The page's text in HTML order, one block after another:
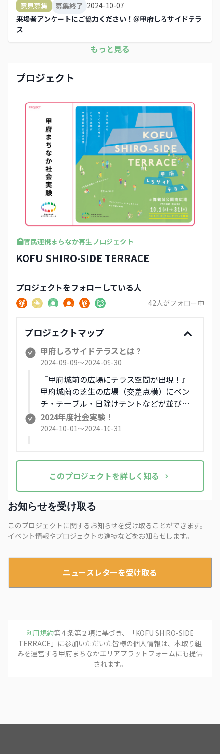
意見募集 募集終了 2024-10-07
来場者アンケートにご協力ください！＠甲府しろサイドテラ
ス
もっと見る
プロジェクト
官民連携まちなか再生プロジェクト
KOFU SHIRO-SIDE TERRACE
プロジェクトをフォローしている人
42人がフォロー中
プロジェクトマップ
甲府しろサイドテラスとは？
2024-09-09〜2024-09-30
『甲府城前の広場にテラス空間が出現！』
甲府城薗の芝生の広場（交差点横）にベン
チ・テーブル・日除けテントなどが並びま
す。ゆっくり休憩するスベースとして、ど
なたでもお使いただけます。ビクニックシ
局：甲府市地域デザイン課） 協力：山梨県
（景観まちづくり室、文化振興文化財課、
しろらんど
2024年度社会実験！
2024-10-01〜2024-10-31
このプロジェクトを詳しく知る
お知らせを受け取る
このプロジェクトに関するお知らせを受け取ることができます。
イベント情報やプロジェクトの進捗などをお知らせします。
ニュースレターを受け取る
利用規約第４条第２項に基づき、「KOFU SHIRO-SIDE
TERRACE 」に参加いただいた皆様の個人情報は、本取り組
みを運営する甲府まちなかエリアプラットフォームにも提供
されます。